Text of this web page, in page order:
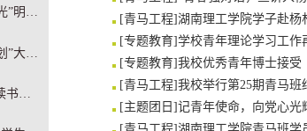
湖南理工大学“青春筑梦，社韵流光”明星社团答辩会圆满落幕
湖南理工大学举行2026年“西部计划”大学生志愿者出征仪式
书香润校园 青春书华章——我校读书节系列活动圆满举办
[青马工程]湖南理工学院学子赴杨
[专题教育]学校青年理论学习工作
[专题教育]我校优秀青年博士接受
[青马工程]我校举行第25期青马班
[主题团日 ]记青年使命，向党心